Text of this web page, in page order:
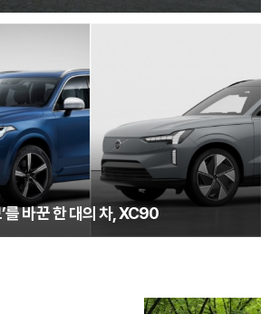
를 바꾼 한 대의 차, XC90